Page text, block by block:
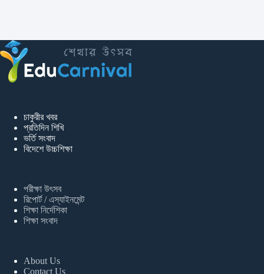
চাকুরীর খবর
প্রতিদিন শিখি
ভর্তি সংবাদ
বিদেশে উচ্চশিক্ষা
পরীক্ষা উৎসব
রিপোর্ট / এস্যাইনমেন্ট
শিক্ষা নির্দেশিকা
শিক্ষা সংবাদ
About Us
Contact Us